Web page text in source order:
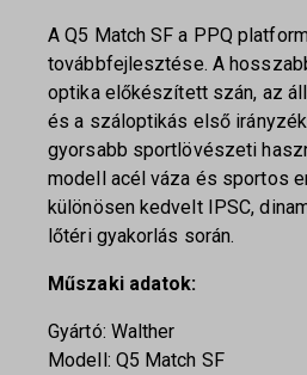
A Q5 Match SF a PPQ
továbbfejlesztése. A
optika előkészített szán, az
és a száloptikás első
gyorsabb sportlövészeti
modell acél váza és sportos
különösen kedvelt IPSC,
lőtéri gyakorlás során.
Műszaki adatok:
Gyártó: Walther
Modell: Q5 Match SF